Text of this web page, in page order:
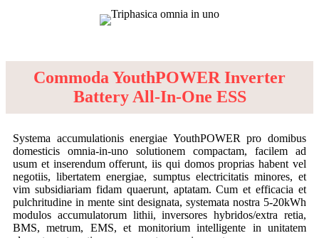
Commoda YouthPOWER Inverter
Battery All-In-One ESS
Systema accumulationis energiae YouthPOWER pro domibus
domesticis omnia-in-uno solutionem compactam, facilem ad
usum et inserendum offerunt, iis qui domos proprias habent vel
negotiis, libertatem energiae, sumptus electricitatis minores, et
vim subsidiariam fidam quaerunt, aptatam. Cum et efficacia et
pulchritudine in mente sint designata, systemata nostra 5-20kWh
modulos accumulatorum lithii, inversores hybridos/extra retia,
BMS, metrum, EMS, et monitorium intelligente in unitatem